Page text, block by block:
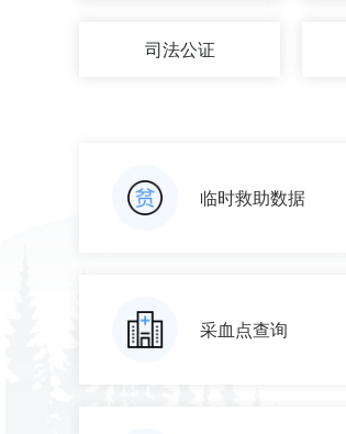
司法公证
临时救助数据
采血点查询